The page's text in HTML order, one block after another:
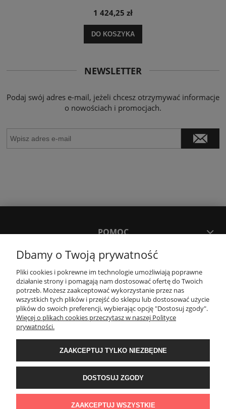
1 424,25 zł
DO KOSZYKA
NEWSLETTER
Podaj swój adres e-mail, jeżeli chcesz otrzymywać informacje
o nowościach i promocjach.
POMOC
MOJE KONTO
PŁATNOŚCI I DOSTAWA
Wyposażenie łazienek Łazienki.eco | Pawła 23, 41-708 Ruda Śląska | E-mail:
sklep@lazienki.eco | Tel.: 600 012 164 lub 600 012 159 | TGS Przemysław
Stoń | NIP: 6312213594 | REGON: 276403698
Dbamy o Twoją prywatność
Pliki cookies i pokrewne im technologie umożliwiają poprawne
działanie strony i pomagają nam dostosować ofertę do Twoich
potrzeb. Możesz zaakceptować wykorzystanie przez nas
wszystkich tych plików i przejść do sklepu lub dostosować użycie
plików do swoich preferencji, wybierając opcję "Dostosuj zgody".
Więcej o plikach cookies przeczytasz w naszej Polityce
prywatności.
ZAAKCEPTUJ TYLKO NIEZBĘDNE
DOSTOSUJ ZGODY
ZAAKCEPTUJ WSZYSTKIE